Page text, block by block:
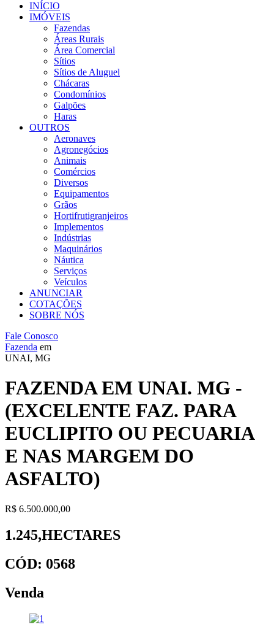
INÍCIO
IMÓVEIS
Fazendas
Áreas Rurais
Área Comercial
Sítios
Sítios de Aluguel
Chácaras
Condomínios
Galpões
Haras
OUTROS
Aeronaves
Agronegócios
Animais
Comércios
Diversos
Equipamentos
Grãos
Hortifrutigranjeiros
Implementos
Indústrias
Maquinários
Náutica
Serviços
Veículos
ANUNCIAR
COTAÇÕES
SOBRE NÓS
Fale Conosco
Fazenda em
UNAI, MG
FAZENDA EM UNAI. MG -
(EXCELENTE FAZ. PARA
EUCLIPITO OU PECUARIA
E NAS MARGEM DO
ASFALTO)
R$ 6.500.000,00
1.245,HECTARES
CÓD: 0568
Venda